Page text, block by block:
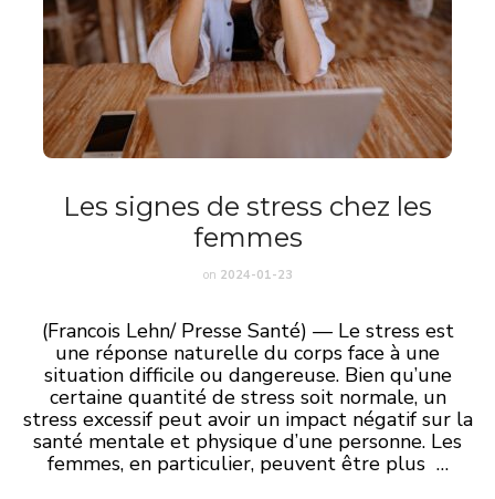
Les signes de stress chez les
femmes
on 2024-01-23
(Francois Lehn/ Presse Santé) — Le stress est
une réponse naturelle du corps face à une
situation difficile ou dangereuse. Bien qu’une
certaine quantité de stress soit normale, un
stress excessif peut avoir un impact négatif sur la
santé mentale et physique d’une personne. Les
femmes, en particulier, peuvent être plus …